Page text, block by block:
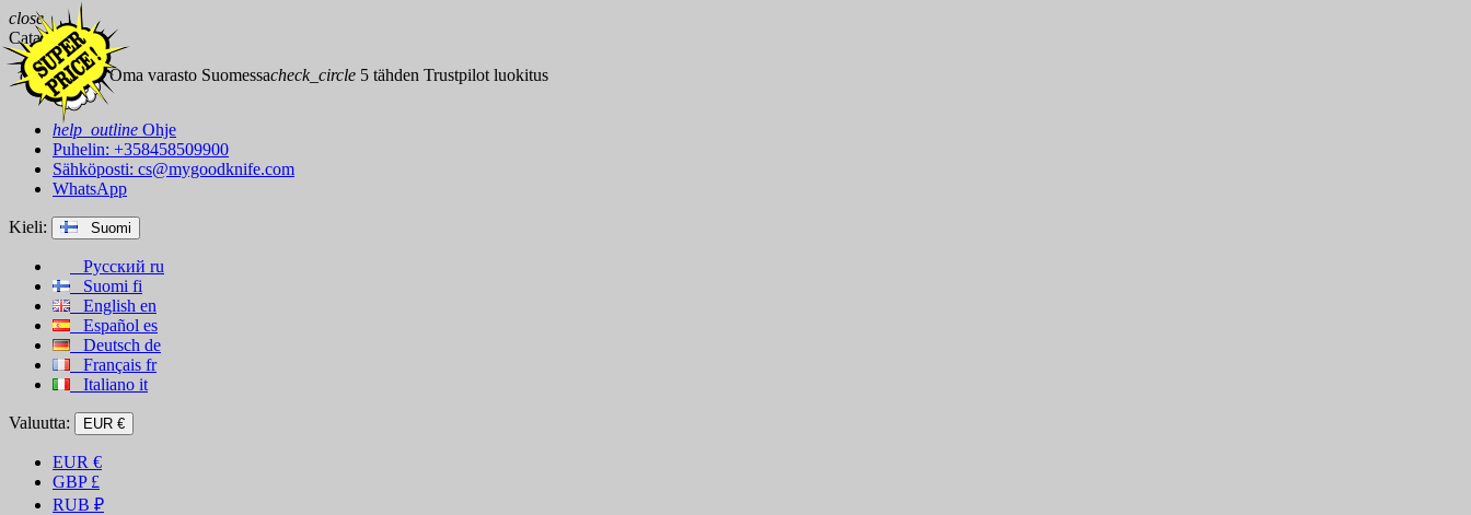
close
Catalog
check_circleOma varasto Suomessacheck_circle 5 tähden Trustpilot luokitus
help_outline Ohje
Puhelin: +358458509900
Sähköposti: cs@mygoodknife.com
WhatsApp
Kieli: Suomi
Русский ru
Suomi fi
English en
Español es
Deutsch de
Français fr
Italiano it
Valuutta: EUR €
EUR €
GBP £
RUB ₽